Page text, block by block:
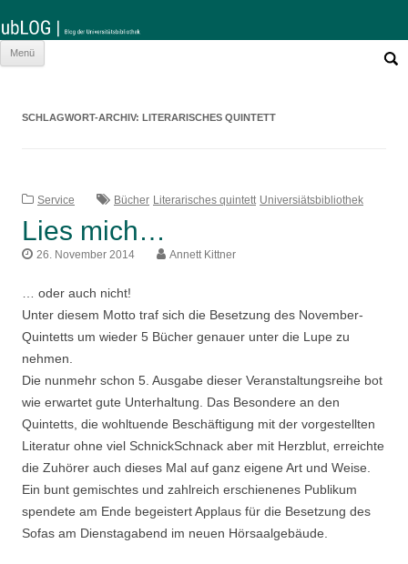
Menü
nach:
SCHLAGWORT-ARCHIV: LITERARISCHES QUINTETT
Service Bücher Literarisches quintett Universiätsbibliothek
Lies mich…
26. November 2014 Annett Kittner
… oder auch nicht!
Unter diesem Motto traf sich die Besetzung des November-
Quintetts um wieder 5 Bücher genauer unter die Lupe zu
nehmen.
Die nunmehr schon 5. Ausgabe dieser Veranstaltungsreihe bot
wie erwartet gute Unterhaltung. Das Besondere an den
Quintetts, die wohltuende Beschäftigung mit der vorgestellten
Literatur ohne viel SchnickSchnack aber mit Herzblut, erreichte
die Zuhörer auch dieses Mal auf ganz eigene Art und Weise.
Ein bunt gemischtes und zahlreich erschienenes Publikum
spendete am Ende begeistert Applaus für die Besetzung des
Sofas am Dienstagabend im neuen Hörsaalgebäude.